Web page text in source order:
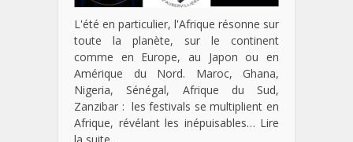
L'été en particulier, l'Afrique résonne sur
toute la planète, sur le continent
comme en Europe, au Japon ou en
Amérique du Nord. Maroc, Ghana,
Nigeria, Sénégal, Afrique du Sud,
Zanzibar : les festivals se multiplient en
Afrique, révélant les inépuisables… Lire